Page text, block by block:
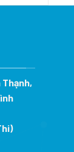
tại
Thạnh,